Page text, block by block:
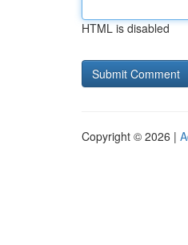
HTML is disabled
Copyright © 2026 |